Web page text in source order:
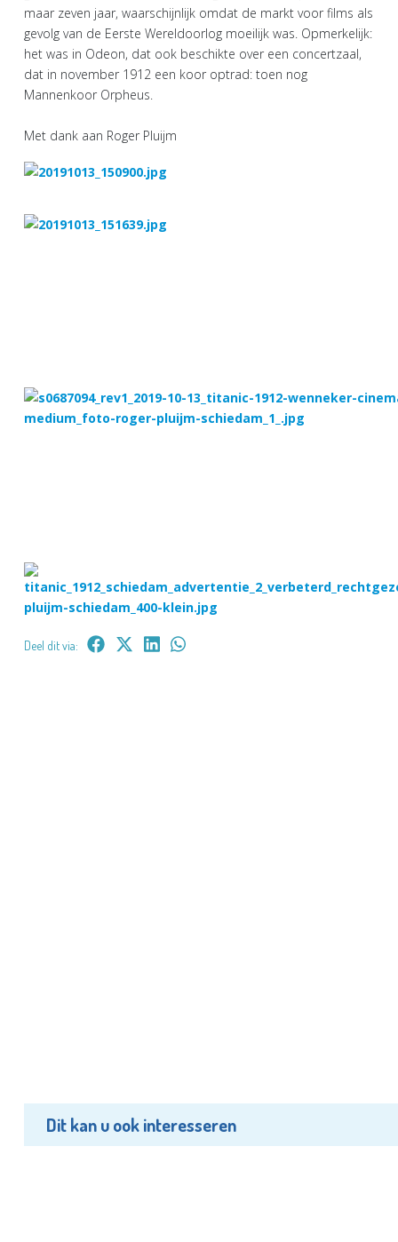
maar zeven jaar, waarschijnlijk omdat de markt voor films als
gevolg van de Eerste Wereldoorlog moeilijk was. Opmerkelijk:
het was in Odeon, dat ook beschikte over een concertzaal,
dat in november 1912 een koor optrad: toen nog
Mannenkoor Orpheus.
Met dank aan Roger Pluijm
Deel dit via:
Dit kan u ook interesseren